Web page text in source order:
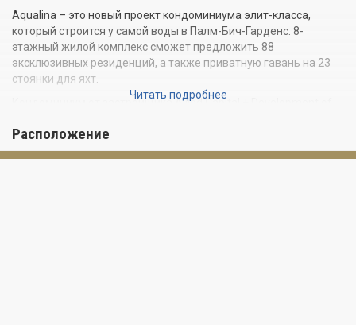
Aqualina – это новый проект кондоминиума элит-класса,
который строится у самой воды в Палм-Бич-Гарденс. 8-
этажный жилой комплекс сможет предложить 88
эксклюзивных резиденций, а также приватную гавань на 23
стоянки для яхт.
Кондоминиум от застройщика Allied Capital + Development of
Panama Hattie на Элисон-Уилсон-Роуд. Фешенебельный город
Палм-Бич-Гарденс называют гольф-столицей Южной
Читать подробнее
Расположение